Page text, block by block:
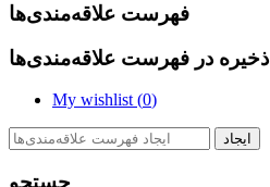
فهرست علاقه‌مندی‌ها
ذخیره در فهرست علاقه‌مندی‌ها
My wishlist (0)
ایجاد
جستجو